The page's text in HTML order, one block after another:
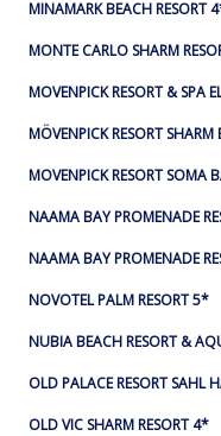
MINAMARK BEACH RESORT
MONTE CARLO SHARM
MOVENPICK RESORT & SPA
MÖVENPICK RESORT SHARM
MOVENPICK RESORT SOMA
NAAMA BAY PROMENADE
NAAMA BAY PROMENADE
NOVOTEL PALM RESORT 5*
NUBIA BEACH RESORT &
OLD PALACE RESORT SAHL
OLD VIC SHARM RESORT 4*